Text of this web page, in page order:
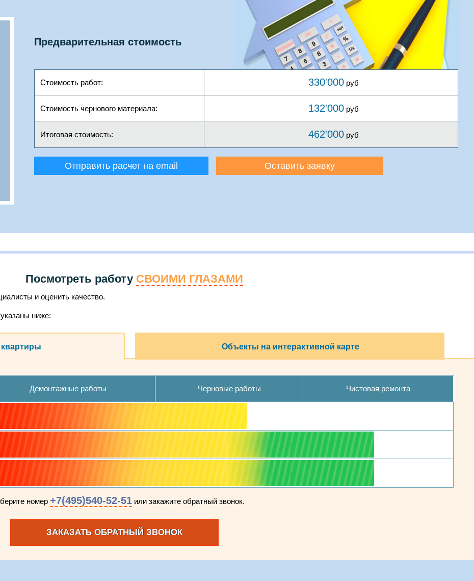
Предварительная стоимость
Стоимость работ: 330'000 руб
Стоимость чернового материала: 132'000 руб
Итоговая стоимость: 462'000 руб
Отправить расчет на email Оставить заявку
Посмотреть работу СВОИМИ ГЛАЗАМИ
и оценить качество.
указаны ниже:
Объекты на интерактивной карте
Демонтажные работы Черновые работы Чистовая ремонта
номер +7(495)540-52-51 или закажите обратный звонок.
ЗАКАЗАТЬ ОБРАТНЫЙ ЗВОНОК